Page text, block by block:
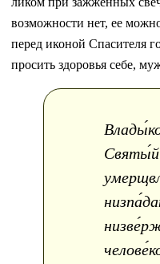
возможности нет, ее
перед иконой Спасителя
просить здоровья себе,
Святы́й